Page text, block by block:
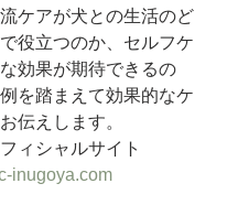
ケアが犬との生活のど
役立つのか、セルフケ
効果が期待できるの
を踏まえて効果的なケ
伝えします。
ィシャルサイト
inugoya.com